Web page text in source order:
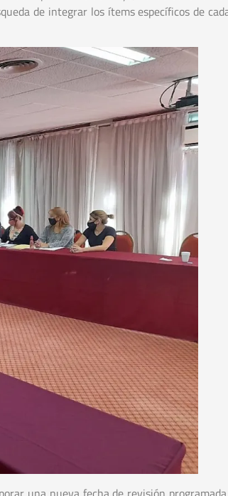
de integrar los ítems específicos de